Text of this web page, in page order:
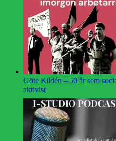
Göte Kildén – 50 år som
aktivist